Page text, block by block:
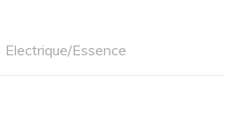
Electrique/Essence